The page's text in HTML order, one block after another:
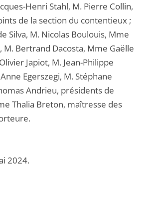
Henri Stahl, M. Pierre Collin,
de la section du contentieux ;
Silva, M. Nicolas Boulouis, Mme
M. Bertrand Dacosta, Mme Gaëlle
Japiot, M. Jean-Philippe
Egerszegi, M. Stéphane
Andrieu, présidents de
Thalia Breton, maîtresse des
2024.